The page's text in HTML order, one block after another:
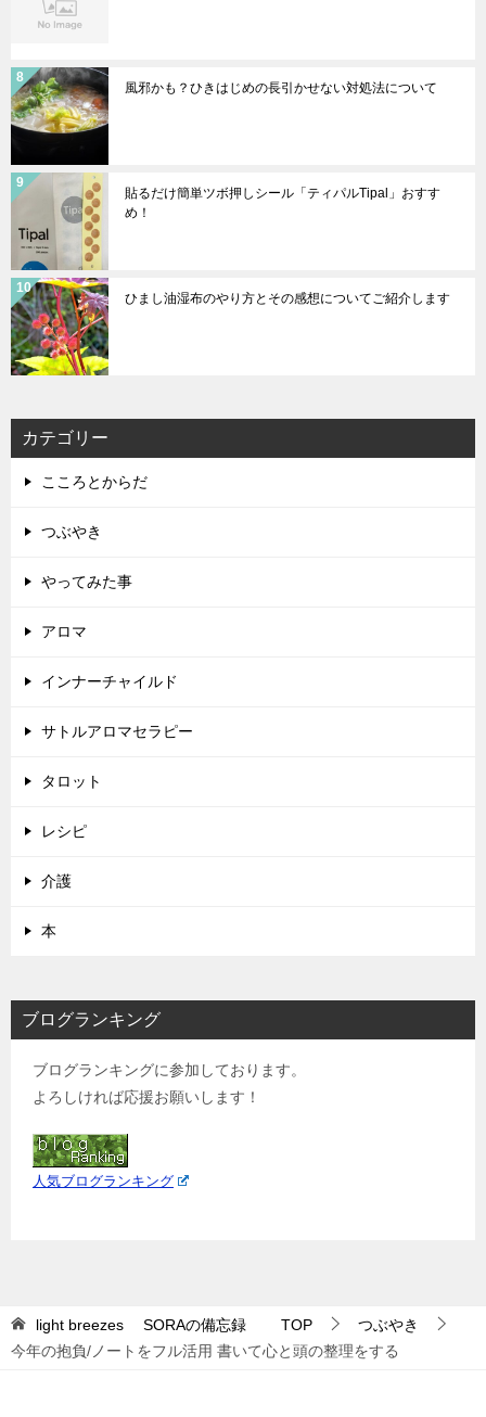
風邪かも？ひきはじめの長引かせない対処法について
貼るだけ簡単ツボ押しシール「ティパルTipal」おすす
め！
ひまし油湿布のやり方とその感想についてご紹介します
カテゴリー
こころとからだ
つぶやき
やってみた事
アロマ
インナーチャイルド
サトルアロマセラピー
タロット
レシピ
介護
本
ブログランキング
ブログランキングに参加しております。
よろしければ応援お願いします！
人気ブログランキング
light breezes SORAの備忘録 TOP
つぶやき
今年の抱負/ノートをフル活用 書いて心と頭の整理をする